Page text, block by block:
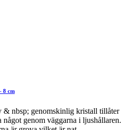
8 cm
& nbsp; genomskinlig kristall tillåter
något genom väggarna i ljushållaren.